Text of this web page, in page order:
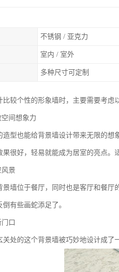
不锈钢 / 亚克力
室内 / 室外
多种尺寸可定制
比较个性的形象墙时，主要需要考虑
空间想象力
造型也能给背景墙设计带来无限的想
果很好，轻易就能成为居室的亮点。
风景
景墙位于餐厅，同时也是客厅和餐厅
倒有些画蛇添足了。
口
关处的这个背景墙被巧妙地设计成了